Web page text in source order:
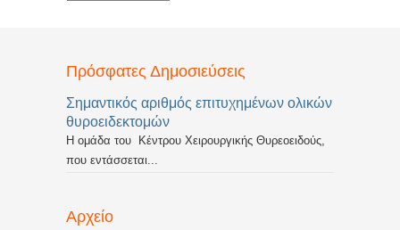
Πρόσφατες Δημοσιεύσεις
Σημαντικός αριθμός επιτυχημένων ολικών
θυροειδεκτομών
Η ομάδα του Κέντρου Χειρουργικής Θυρεοειδούς,
που εντάσσεται...
Αρχείο